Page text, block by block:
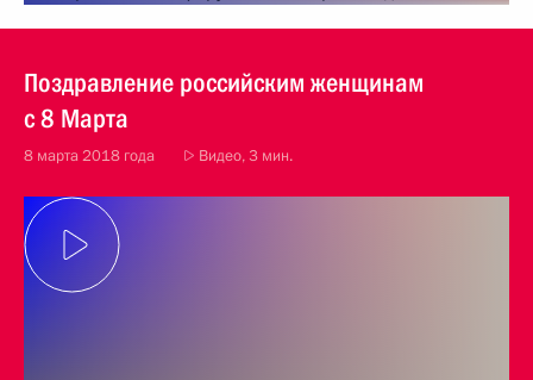
Поздравление российским женщинам
с 8 Марта
8 марта 2018 года Видео, 3 мин.